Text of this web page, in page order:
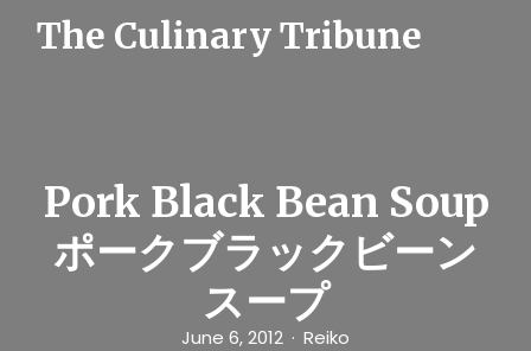
The Culinary Tribune
Pork Black Bean Soup
ポークブラックビーン
スープ
June 6, 2012 Reiko